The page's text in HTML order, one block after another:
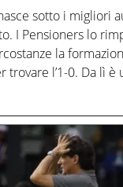
sotto i migliori
I Pensioners lo
la
trovare l’1-0. Da lì